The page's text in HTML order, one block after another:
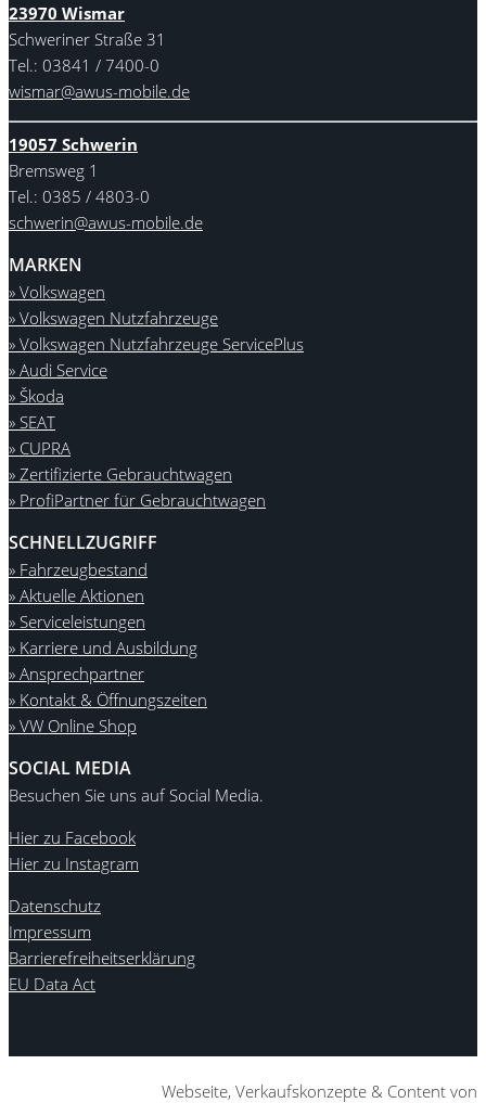
23970 Wismar
Schweriner Straße 31
Tel.: 03841 / 7400-0
wismar@awus-mobile.de
19057 Schwerin
Bremsweg 1
Tel.: 0385 / 4803-0
schwerin@awus-mobile.de
MARKEN
» Volkswagen
» Volkswagen Nutzfahrzeuge
» Volkswagen Nutzfahrzeuge ServicePlus
» Audi Service
» Škoda
» SEAT
» CUPRA
» Zertifizierte Gebrauchtwagen
» ProfiPartner für Gebrauchtwagen
SCHNELLZUGRIFF
» Fahrzeugbestand
» Aktuelle Aktionen
» Serviceleistungen
» Karriere und Ausbildung
» Ansprechpartner
» Kontakt & Öffnungszeiten
» VW Online Shop
SOCIAL MEDIA
Besuchen Sie uns auf Social Media.
Hier zu Facebook
Hier zu Instagram
Datenschutz
Impressum
Barrierefreiheitserklärung
EU Data Act
Webseite, Verkaufskonzepte & Content von